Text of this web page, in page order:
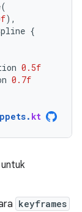
(
),
{
0.5f
0.7f
. kt
keyframes